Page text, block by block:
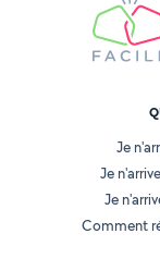
Je
Je
Je
Comment